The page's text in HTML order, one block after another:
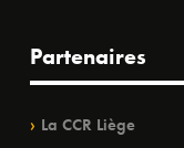
Partenaires
La CCR Liège